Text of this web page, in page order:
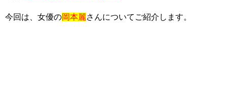
今回は、女優の岡本麗さんについてご紹介します。